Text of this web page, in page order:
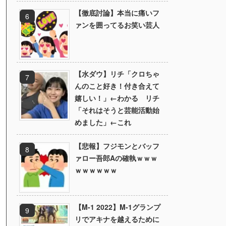
【徹底討論】本当に痛いフ
ァンを囲ってるお笑い芸人
【水ダウ】リチ「クロちゃ
んのこと好き！付き合えて
嬉しい！」←わかる リチ
「それはそうと芸能活動始
めました」←これ
【悲報】フジモンとバッフ
ァロー吾郎Aの確執ｗｗｗ
ｗｗｗｗｗｗ
【M-1 2022】M-1グランプ
リでアキナを越えるために